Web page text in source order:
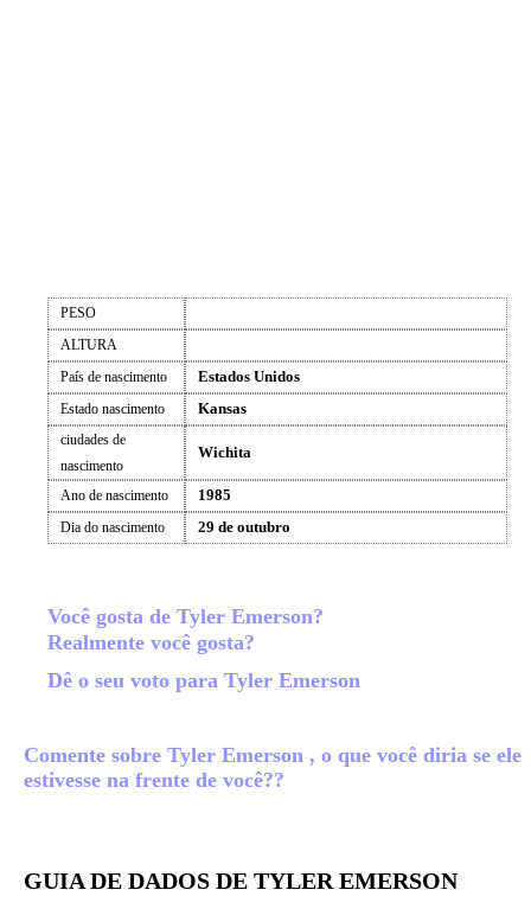
PESO
ALTURA
País de nascimento
Estados Unidos
Estado nascimento Kansas
ciudades de
nascimento
Wichita
Ano de nascimento 1985
Dia do nascimento 29 de outubro
Você gosta de Tyler Emerson?
Realmente você gosta?
Dê o seu voto para Tyler Emerson
Comente sobre Tyler Emerson , o que você diria se ele
estivesse na frente de você??
GUIA DE DADOS DE TYLER EMERSON